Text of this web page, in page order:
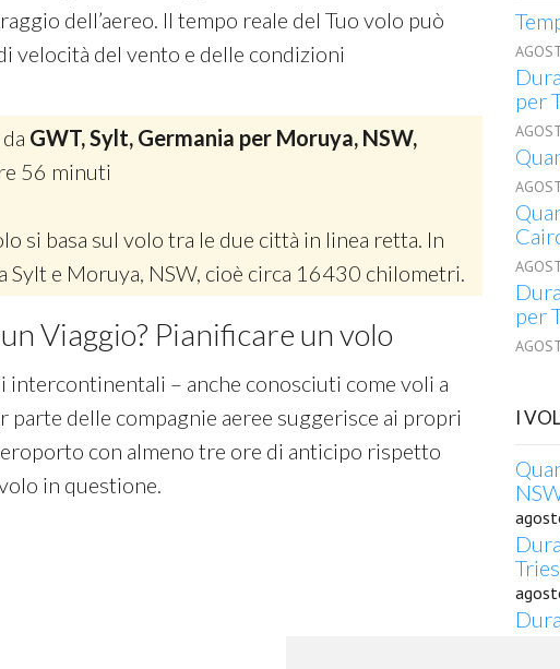
dell’aereo. Il tempo reale del Tuo volo può
velocità del vento e delle condizioni
GWT, Sylt, Germania per Moruya, NSW,
56 minuti
si basa sul volo tra le due città in linea retta. In
Sylt e Moruya, NSW, cioè circa 16430 chilometri.
Viaggio? Pianificare un volo
intercontinentali – anche conosciuti come voli a
parte delle compagnie aeree suggerisce ai propri
con almeno tre ore di anticipo rispetto
in questione.
per
per
I